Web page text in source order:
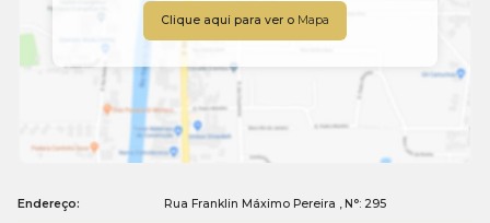
Clique aqui para ver o Mapa
Endereço: Rua Franklin Máximo Pereira , N°: 295